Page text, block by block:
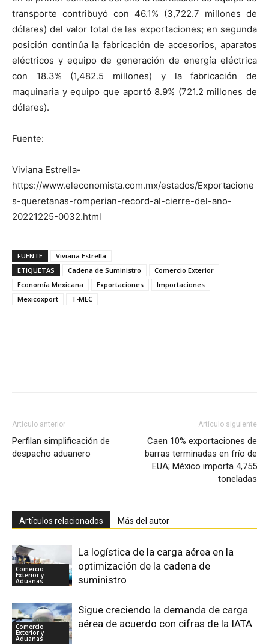
transporte contribuyó con 46.1% (3,722.7 millones de
dólares) del valor total de las exportaciones; en segunda
posición continúa la fabricación de accesorios, aparatos
eléctricos y equipo de generación de energía eléctrica
con 18.3% (1,482.5 millones) y la fabricación de
maquinaria y equipo que aportó 8.9% (721.2 millones de
dólares).
Fuente:
Viviana Estrella-
https://www.eleconomista.com.mx/estados/Exportacione
s-queretanas-romperian-record-al-cierre-del-ano-
20221225-0032.html
FUENTE
Viviana Estrella
ETIQUETAS
Cadena de Suministro
Comercio Exterior
Economía Mexicana
Exportaciones
Importaciones
Mexicoxport
T-MEC
Artículo anterior
Perfilan simplificación de
despacho aduanero
Artículo siguiente
Caen 10% exportaciones de
barras terminadas en frío de
EUA; México importa 4,755
toneladas
Artículos relacionados Más del autor
Comercio
Exterior y
Aduanas
La logística de la carga aérea en la
optimización de la cadena de
suministro
Comercio
Exterior y
Aduanas
Sigue creciendo la demanda de carga
aérea de acuerdo con cifras de la IATA